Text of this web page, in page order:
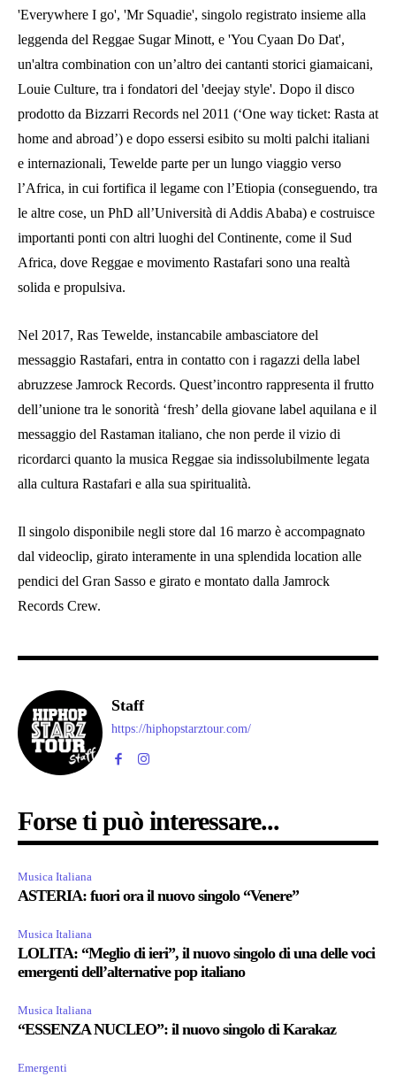
'Everywhere I go', 'Mr Squadie', singolo registrato insieme alla
leggenda del Reggae Sugar Minott, e 'You Cyaan Do Dat',
un'altra combination con un’altro dei cantanti storici giamaicani,
Louie Culture, tra i fondatori del 'deejay style'. Dopo il disco
prodotto da Bizzarri Records nel 2011 (‘One way ticket: Rasta at
home and abroad’) e dopo essersi esibito su molti palchi italiani
e internazionali, Tewelde parte per un lungo viaggio verso
l’Africa, in cui fortifica il legame con l’Etiopia (conseguendo, tra
le altre cose, un PhD all’Università di Addis Ababa) e costruisce
importanti ponti con altri luoghi del Continente, come il Sud
Africa, dove Reggae e movimento Rastafari sono una realtà
solida e propulsiva.
Nel 2017, Ras Tewelde, instancabile ambasciatore del
messaggio Rastafari, entra in contatto con i ragazzi della label
abruzzese Jamrock Records. Quest’incontro rappresenta il frutto
dell’unione tra le sonorità ‘fresh’ della giovane label aquilana e il
messaggio del Rastaman italiano, che non perde il vizio di
ricordarci quanto la musica Reggae sia indissolubilmente legata
alla cultura Rastafari e alla sua spiritualità.
Il singolo disponibile negli store dal 16 marzo è accompagnato
dal videoclip, girato interamente in una splendida location alle
pendici del Gran Sasso e girato e montato dalla Jamrock
Records Crew.
Staff
https://hiphopstarztour.com/
Forse ti può interessare...
Musica Italiana
ASTERIA: fuori ora il nuovo singolo “Venere”
Musica Italiana
LOLITA: “Meglio di ieri”, il nuovo singolo di una delle voci
emergenti dell’alternative pop italiano
Musica Italiana
“ESSENZA NUCLEO”: il nuovo singolo di Karakaz
Emergenti